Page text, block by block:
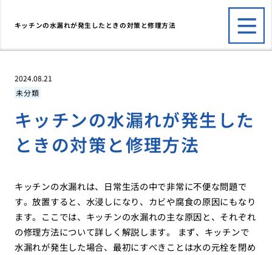
キッチンの水漏れが発生したときの対策と修理方法
2024.08.21
未分類
キッチンの水漏れが発生した
ときの対策と修理方法
キッチンの水漏れは、日常生活の中で非常に不便な問題で
す。放置すると、水浸しになり、カビや腐食の原因にもなり
ます。ここでは、キッチンの水漏れの主な原因と、それぞれ
の修理方法について詳しく解説します。 まず、キッチンで
水漏れが発生した場合、最初にすべきことは水の元栓を閉め